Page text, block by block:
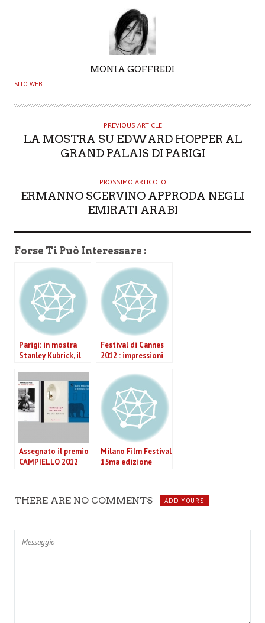
U
H
MONIA GOFFREDI
SITO WEB
PREVIOUS ARTICLE
LA MOSTRA SU EDWARD HOPPER AL
GRAND PALAIS DI PARIGI
PROSSIMO ARTICOLO
ERMANNO SCERVINO APPRODA NEGLI
EMIRATI ARABI
Forse Ti Può Interessare :
Parigi: in mostra
Stanley Kubrick, il
Festival di Cannes
2012 : impressioni
Assegnato il premio
CAMPIELLO 2012
Milano Film Festival
15ma edizione
THERE ARE NO COMMENTS ADD YOURS